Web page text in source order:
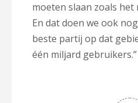
moeten slaan zoals
En dat doen we ook
beste partij op dat
één miljard gebruikers.”